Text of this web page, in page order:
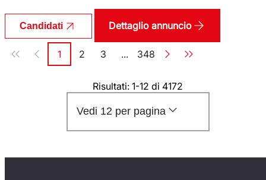
Candidati Dettaglio annuncio
Paginazione
Pagina
1 Pagina
2 Pagina
3 ... Pagina
348
Risultati: 1-12 di 4172
Vedi 12 per pagina